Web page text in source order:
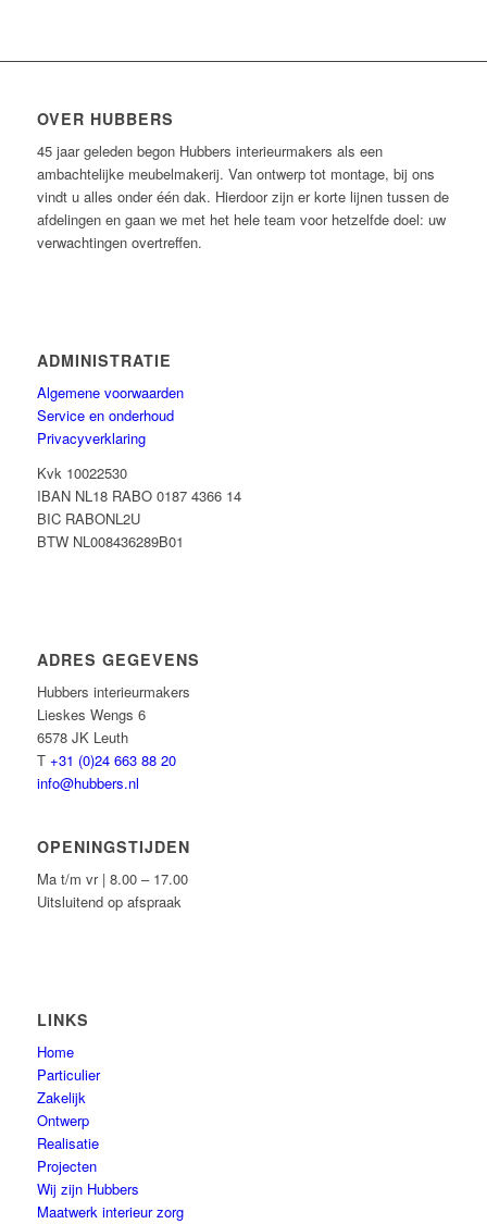
OVER HUBBERS
45 jaar geleden begon Hubbers interieurmakers als een
ambachtelijke meubelmakerij. Van ontwerp tot montage, bij ons
vindt u alles onder één dak. Hierdoor zijn er korte lijnen tussen de
afdelingen en gaan we met het hele team voor hetzelfde doel: uw
verwachtingen overtreffen.
ADMINISTRATIE
Algemene voorwaarden
Service en onderhoud
Privacyverklaring
Kvk 10022530
IBAN NL18 RABO 0187 4366 14
BIC RABONL2U
BTW NL008436289B01
ADRES GEGEVENS
Hubbers interieurmakers
Lieskes Wengs 6
6578 JK Leuth
T +31 (0)24 663 88 20
info@hubbers.nl
OPENINGSTIJDEN
Ma t/m vr | 8.00 – 17.00
Uitsluitend op afspraak
LINKS
Home
Particulier
Zakelijk
Ontwerp
Realisatie
Projecten
Wij zijn Hubbers
Maatwerk interieur zorg